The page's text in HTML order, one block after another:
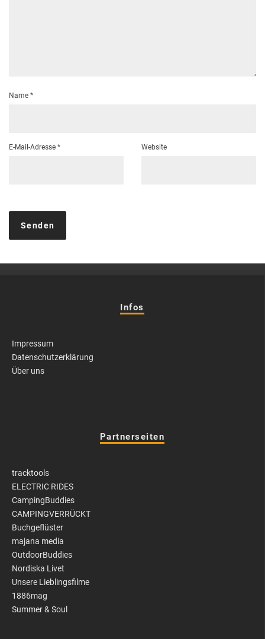
Name *
E-Mail-Adresse * Website
Infos
Impressum
Datenschutzerklärung
Über uns
Partnerseiten
tracktools
ELECTRIC RIDES
CampingBuddies
CAMPINGVERRÜCKT
Buchgeflüster
majana media
OutdoorBuddies
Nordiska Livet
Unsere Lieblingsfilme
1886mag
Summer & Soul